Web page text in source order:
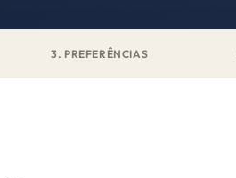
3. PREFERÊNCIAS